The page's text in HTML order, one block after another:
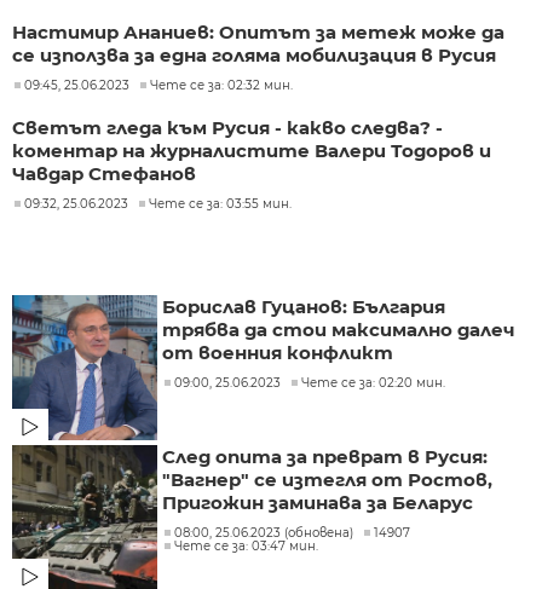
Настимир Ананиев: Опитът за метеж може да
се използва за една голяма мобилизация в Русия
09:45, 25.06.2023 Чете се за: 02:32 мин.
Светът гледа към Русия - какво следва? -
коментар на журналистите Валери Тодоров и
Чавдар Стефанов
09:32, 25.06.2023 Чете се за: 03:55 мин.
Борислав Гуцанов: България
трябва да стои максимално далеч
от военния конфликт
09:00, 25.06.2023 Чете се за: 02:20 мин.
След опита за преврат в Русия:
"Вагнер" се изтегля от Ростов,
Пригожин заминава за Беларус
08:00, 25.06.2023 (обновена)
14907
Чете се за: 03:47 мин.